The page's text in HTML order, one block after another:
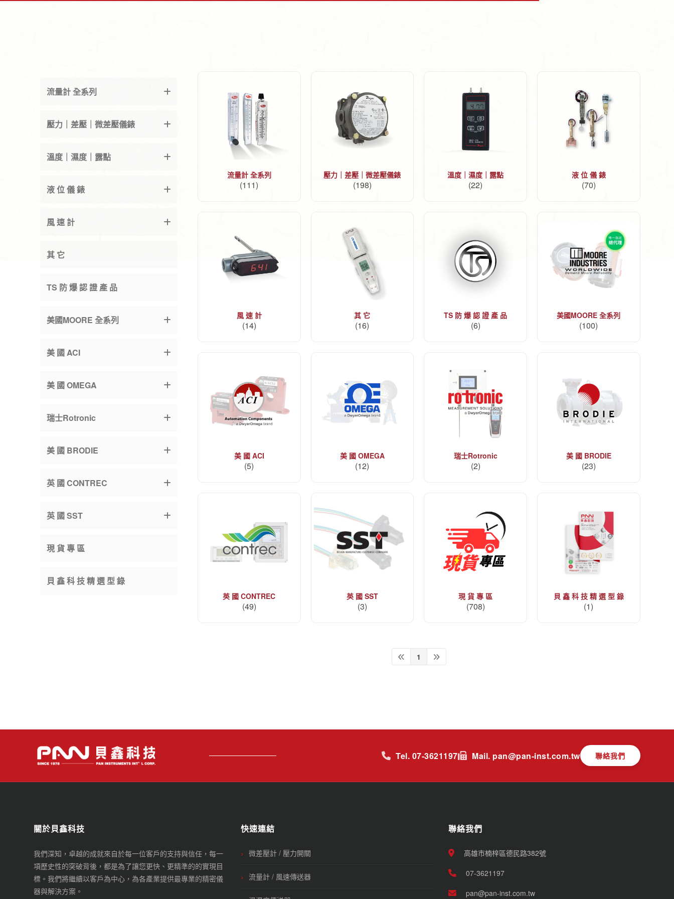
流量計 全系列
(111)
壓力｜差壓｜微差壓儀錶
(198)
溫度｜濕度｜露點
(22)
液 位 儀 錶
(70)
風 速 計
(14)
其 它
(16)
TS 防 爆 認 證 產 品
(6)
美國MOORE 全系列
(100)
美 國 ACI
(5)
美 國 OMEGA
(12)
瑞士Rotronic
(2)
美 國 BRODIE
(23)
英 國 CONTREC
(49)
英 國 SST
(3)
現 貨 專 區
(708)
貝 鑫 科 技 精 選 型 錄
(1)
1
流量計 全系列
壓力｜差壓｜微差壓儀錶
溫度｜濕度｜露點
液 位 儀 錶
風 速 計
其 它
TS 防 爆 認 證 產 品
美國MOORE 全系列
美 國 ACI
美 國 OMEGA
瑞士Rotronic
美 國 BRODIE
英 國 CONTREC
英 國 SST
現 貨 專 區
貝 鑫 科 技 精 選 型 錄
Tel. 07-3621197 Mail. pan@pan-inst.com.tw 聯絡我們
關於貝鑫科技
我們深知，卓越的成就來自於每一位客戶的支持與信任，每一
項歷史性的突破背後，都是為了讓您更快、更精準的的實現目
標。我們將繼續以客戶為中心，為各產業提供最專業的精密儀
器與解決方案。
快速連結
微差壓計 / 壓力開關
流量計 / 風速傳送器
聯絡我們
高雄市楠梓區德民路382號
07-3621197
pan@pan-inst.com.tw